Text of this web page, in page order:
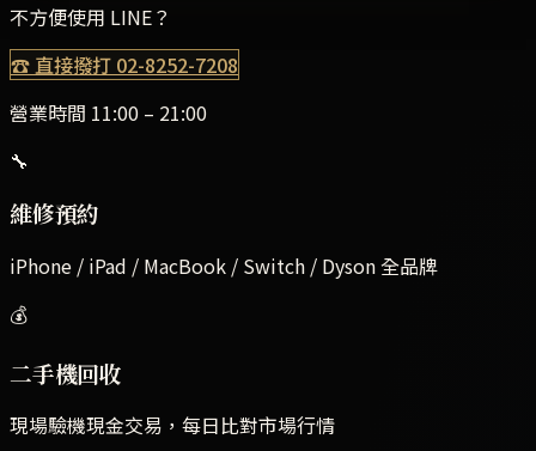
不方便使用 LINE？
☎ 直接撥打 02-8252-7208
營業時間 11:00 – 21:00
🔧
維修預約
iPhone / iPad / MacBook / Switch / Dyson 全品牌
💰
二手機回收
現場驗機現金交易，每日比對市場行情